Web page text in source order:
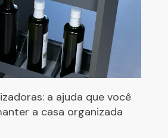
a ajuda que você
a casa organizada